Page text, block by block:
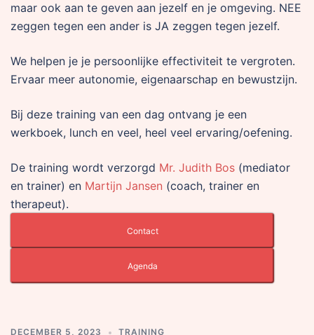
maar ook aan te geven aan jezelf en je omgeving. NEE
zeggen tegen een ander is JA zeggen tegen jezelf.
We helpen je je persoonlijke effectiviteit te vergroten.
Ervaar meer autonomie, eigenaarschap en bewustzijn.
Bij deze training van een dag ontvang je een
werkboek, lunch en veel, heel veel ervaring/oefening.
De training wordt verzorgd Mr. Judith Bos (mediator
en trainer) en Martijn Jansen (coach, trainer en
therapeut).
Contact
Agenda
DECEMBER 5, 2023 TRAINING